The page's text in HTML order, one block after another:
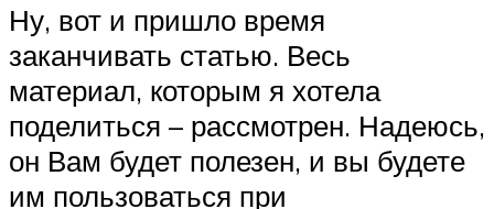
Ну, вот и пришло время
заканчивать статью. Весь
материал, которым я хотела
поделиться – рассмотрен. Надеюсь,
он Вам будет полезен, и вы будете
им пользоваться при